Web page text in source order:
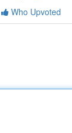
Who Upvoted